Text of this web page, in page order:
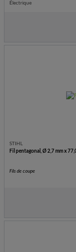
Électrique
STIHL
Fil pentagonal, Ø 2,7 mm x
Fils de coupe